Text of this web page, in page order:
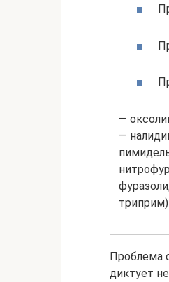
—
—
триприм)
Проблема
диктует